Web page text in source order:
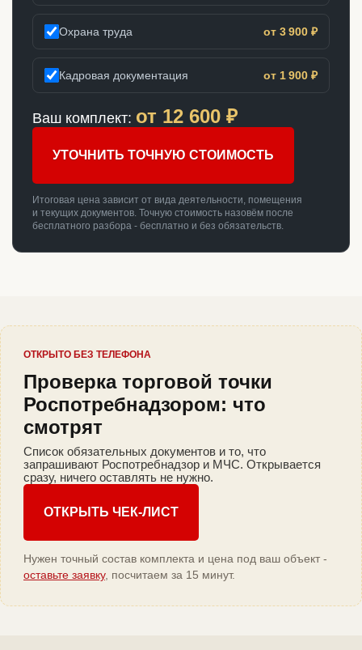
Охрана труда от 3 900 ₽
Кадровая документация от 1 900 ₽
Ваш комплект: от 12 600 ₽
УТОЧНИТЬ ТОЧНУЮ СТОИМОСТЬ
Итоговая цена зависит от вида деятельности, помещения
и текущих документов. Точную стоимость назовём после
бесплатного разбора - бесплатно и без обязательств.
ОТКРЫТО БЕЗ ТЕЛЕФОНА
Проверка торговой точки
Роспотребнадзором: что
смотрят
Список обязательных документов и то, что
запрашивают Роспотребнадзор и МЧС. Открывается
сразу, ничего оставлять не нужно.
ОТКРЫТЬ ЧЕК-ЛИСТ
Нужен точный состав комплекта и цена под ваш объект -
оставьте заявку, посчитаем за 15 минут.